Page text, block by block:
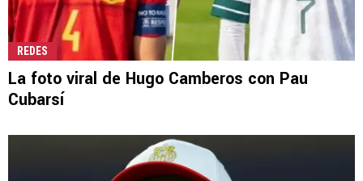
REDES
La foto viral de Hugo Camberos con Pau
Cubarsí